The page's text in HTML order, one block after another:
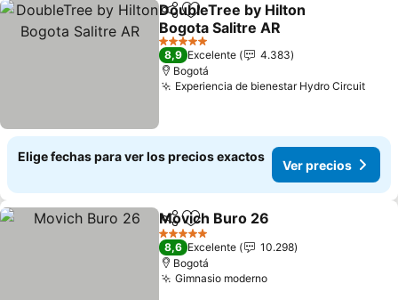
CompartirAgregar a favoritos
DoubleTree by Hilton
Bogota Salitre AR
Ver precios
5 Estrellas
8,9 Excelente
4.383
Bogotá
Experiencia de bienestar Hydro CircuitVer
Elige fechas para ver los precios exactos
Ver precios
CompartirAgregar a favoritos
Movich Buro 26
5 Estrellas
8,6 Excelente
10.298
Bogotá
Gimnasio modernoVer precios